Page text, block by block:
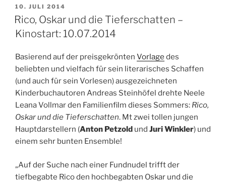
Von
Evrim
Sen
Denis
Moschitto.
14.
&
15.07.2014,
WDR
3
/
VERÖFFENTLICHT
AM
10. JULI 2014
Rico, Oskar und die Tieferschatten –
Kinostart: 10.07.2014
Basierend auf der preisgekrönten Vorlage des
beliebten und vielfach für sein literarisches Schaffen
(und auch für sein Vorlesen) ausgezeichneten
Kinderbuchautoren Andreas Steinhöfel drehte Neele
Leana Vollmar den Familienfilm dieses Sommers: Rico,
Oskar und die Tieferschatten. Mt zwei tollen jungen
Hauptdarstellern (Anton Petzold und Juri Winkler) und
einem sehr bunten Ensemble!
„Auf der Suche nach einer Fundnudel trifft der
tiefbegabte Rico den hochbegabten Oskar und die